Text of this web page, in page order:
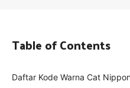
Table of Contents
Daftar Kode Warna Cat